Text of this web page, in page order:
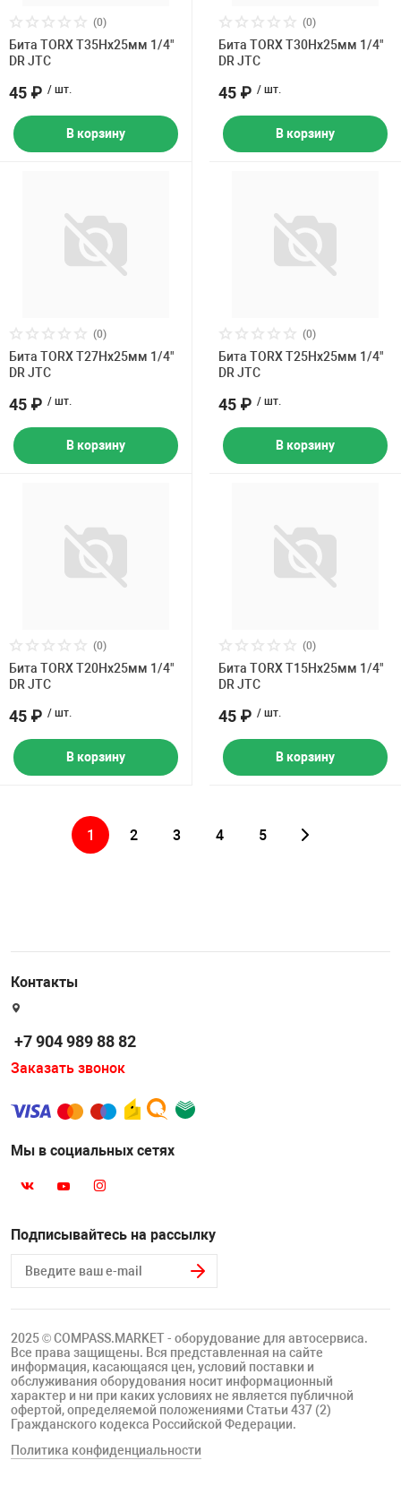
(0)
Бита TORX Т35Hх25мм 1/4"
DR JTC
45 ₽ / шт.
В корзину
(0)
Бита TORX Т30Hх25мм 1/4"
DR JTC
45 ₽ / шт.
В корзину
(0)
Бита TORX Т27Hх25мм 1/4"
DR JTC
45 ₽ / шт.
В корзину
(0)
Бита TORX Т25Hх25мм 1/4"
DR JTC
45 ₽ / шт.
В корзину
(0)
Бита TORX Т20Hх25мм 1/4"
DR JTC
45 ₽ / шт.
В корзину
(0)
Бита TORX Т15Hх25мм 1/4"
DR JTC
45 ₽ / шт.
В корзину
1 2 3 4 5
Контакты
+7 904 989 88 82
Заказать звонок
Мы в социальных сетях
Подписывайтесь на рассылку
2025 © COMPASS.MARKET - оборудование для автосервиса.
Все права защищены. Вся представленная на сайте
информация, касающаяся цен, условий поставки и
обслуживания оборудования носит информационный
характер и ни при каких условиях не является публичной
офертой, определяемой положениями Статьи 437 (2)
Гражданского кодекса Российской Федерации.
Политика конфиденциальности